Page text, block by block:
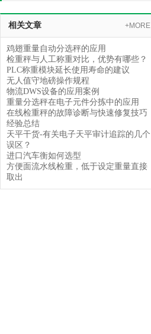
相关文章 +MORE
鸡翅重量自动分选秤的应用
检重秤与人工称重对比，优势有哪些？
PLC称重模块延长使用寿命的建议
无人值守地磅操作规程
物流DWS设备的应用案例
重量分选秤在电子元件分拣中的应用
在线检重秤的故障诊断与快速修复技巧
经验总结
天平干货-有关电子天平审计追踪的几个
误区？
进口汽车衡如何选型
方便面流水线检重，低于设定重量直接
取出